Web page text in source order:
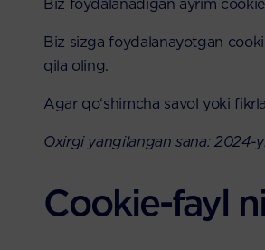
Biz foydalanadigan ayrim
Biz sizga foydalanayotgan
qila oling.
Agar qo‘shimcha savol yoki
Oxirgi yangilangan sana: 2024-
Cookie-fayl